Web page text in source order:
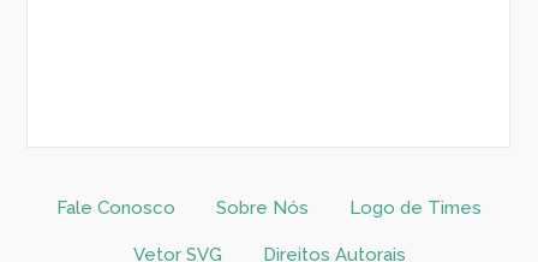
Fale Conosco Sobre Nós Logo de Times
Vetor SVG Direitos Autorais